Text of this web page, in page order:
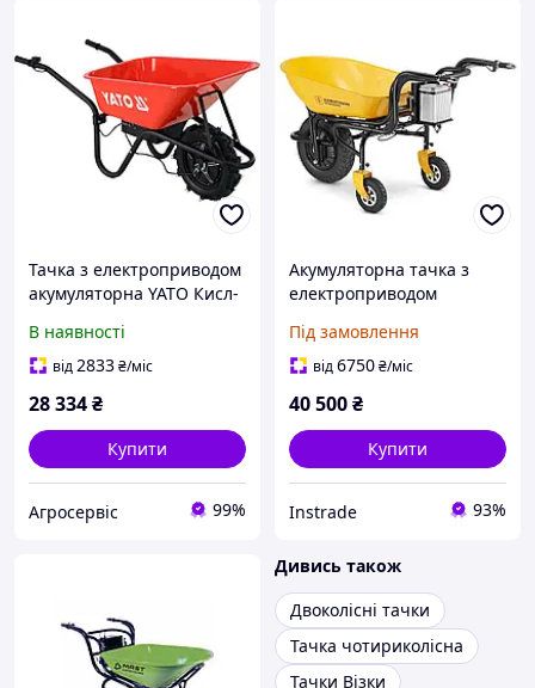
Тачка з електроприводом
акумуляторна YATO Кисл-
до 150 кг YT-86097
В наявності
від2833₴/міс
28 334₴
Купити
Агросервіс 99%
Акумуляторна тачка з
електроприводом
Під замовлення
від6750₴/міс
40 500₴
Купити
Instrade 93%
Дивись також
Двоколісні тачки
Тачка чотириколісна
Тачки Візки